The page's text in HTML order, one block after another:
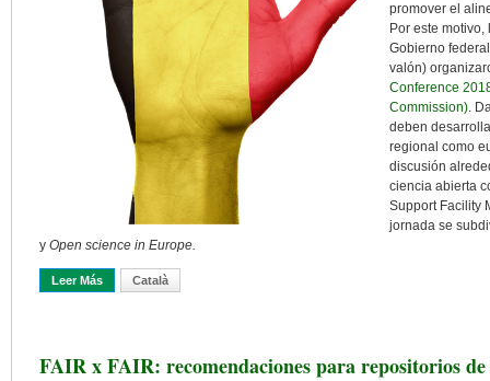
promover el
Por este
Gobierno
valón)
Conference
Commission).
deben
regional como
discusión
ciencia abierta
Support Facility
jornada se
y Open science in Europe.
Leer Más Sobre Ciencia Abierta En Bélgica: Un Modelo Tricolor
Català
FAIR x FAIR: recomendaciones para repositorios